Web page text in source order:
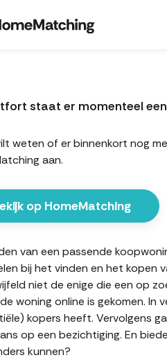
staat er momenteel
weten of er binnenkort nog
aan.
op HomeMatching
van een passende
bij het vinden en het kopen
niet de enige die een op
woning online is gekomen. In
kopers heeft. Vervolgens
op een bezichtiging. En
kunnen?